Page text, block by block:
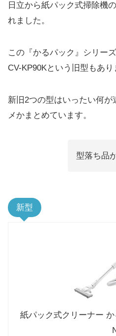
日立から紙パック式掃除機
れました。
この『かるパック』シリー
CV-KP90Kという旧型もあり
新旧2つの型はいったい何
メかまとめています。
型落ち品
新型
紙パック式クリーナー